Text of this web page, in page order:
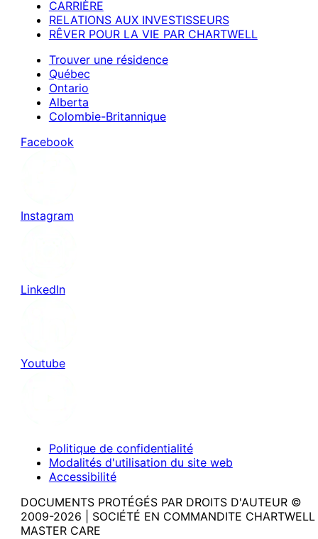
CARRIÈRE
RELATIONS AUX INVESTISSEURS
RÊVER POUR LA VIE PAR CHARTWELL
Trouver une résidence
Québec
Ontario
Alberta
Colombie-Britannique
Facebook
Instagram
LinkedIn
Youtube
Politique de confidentialité
Modalités d'utilisation du site web
Accessibilité
DOCUMENTS PROTÉGÉS PAR DROITS D'AUTEUR ©
2009-2026 | SOCIÉTÉ EN COMMANDITE CHARTWELL
MASTER CARE